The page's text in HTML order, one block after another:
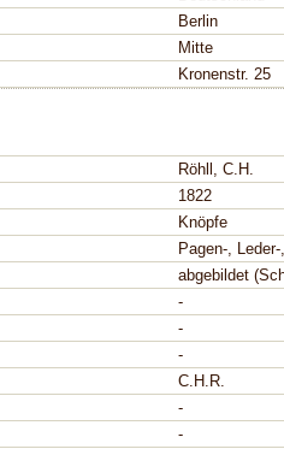
Berlin
Mitte
Kronenstr. 25
Röhll, C.H.
1822
Knöpfe
Pagen-,
abgebildet
-
-
-
C.H.R.
-
-